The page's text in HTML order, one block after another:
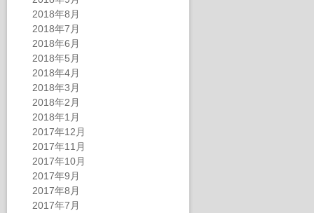
2018年8月
2018年7月
2018年6月
2018年5月
2018年4月
2018年3月
2018年2月
2018年1月
2017年12月
2017年11月
2017年10月
2017年9月
2017年8月
2017年7月